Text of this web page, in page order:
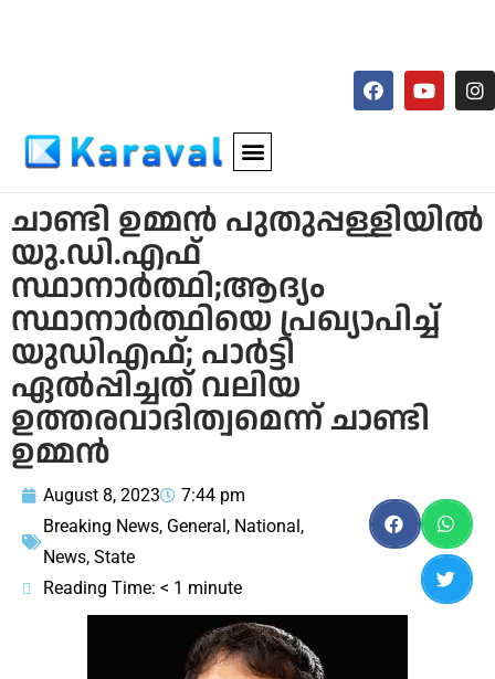
ചാണ്ടി ഉമ്മൻ പുതുപ്പള്ളിയിൽ
യു.ഡി.എഫ്
സ്ഥാനാർത്ഥി;ആദ്യം
സ്ഥാനാർത്ഥിയെ പ്രഖ്യാപിച്ച്
യുഡിഎഫ്; പാർട്ടി
ഏൽപ്പിച്ചത് വലിയ
ഉത്തരവാദിത്വമെന്ന് ചാണ്ടി
ഉമ്മൻ
August 8, 2023
7:44 pm
Breaking News, General, National,
News, State
Reading Time: < 1 minute